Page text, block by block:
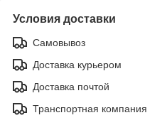
Условия доставки
Самовывоз
Доставка курьером
Доставка почтой
Транспортная компания